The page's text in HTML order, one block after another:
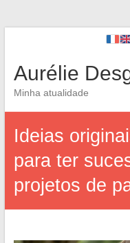
Aurélie
Minha atualidade
Ideias
para ter
projetos de